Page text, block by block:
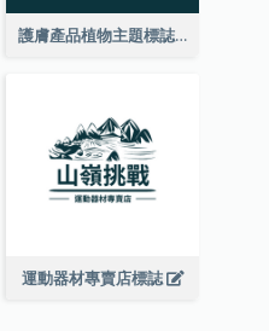
護膚產品植物主題標誌
運動器材專賣店標誌